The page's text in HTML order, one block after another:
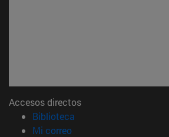
Accesos directos
Biblioteca
Mi correo(abre en nueva ventana)